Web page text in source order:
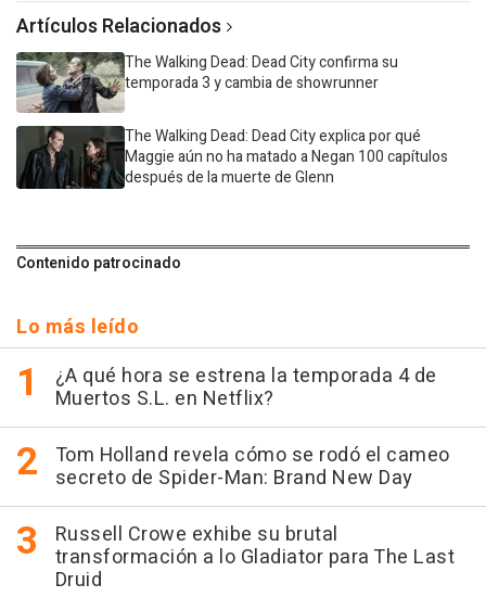
Artículos Relacionados
The Walking Dead: Dead City confirma su
temporada 3 y cambia de showrunner
The Walking Dead: Dead City explica por qué
Maggie aún no ha matado a Negan 100 capítulos
después de la muerte de Glenn
Contenido patrocinado
Lo más leído
¿A qué hora se estrena la temporada 4 de
Muertos S.L. en Netflix?
Tom Holland revela cómo se rodó el cameo
secreto de Spider-Man: Brand New Day
Russell Crowe exhibe su brutal
transformación a lo Gladiator para The Last
Druid